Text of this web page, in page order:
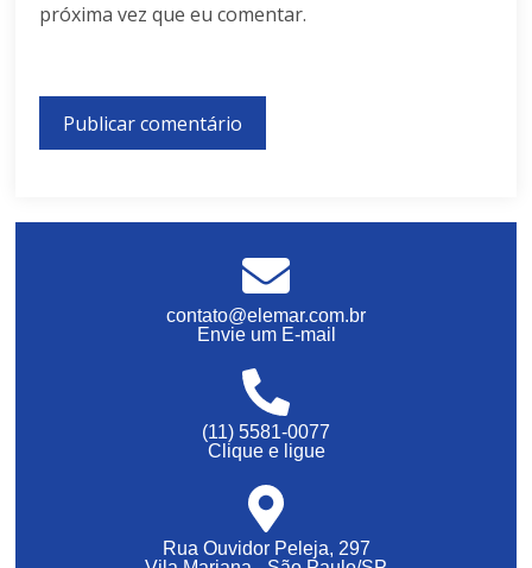
próxima vez que eu comentar.
contato@elemar.com.br
Envie um E-mail
(11) 5581-0077
Clique e ligue
Rua Ouvidor Peleja, 297